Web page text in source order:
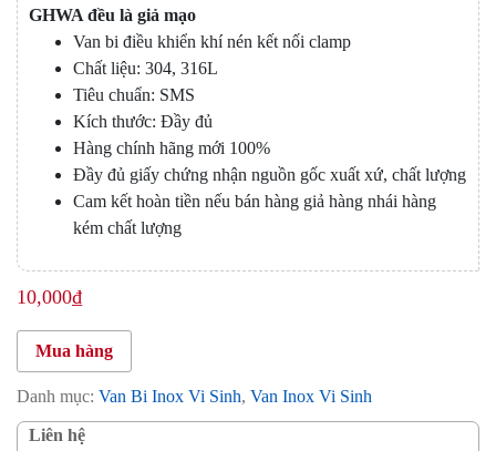
GHWA đều là giả mạo
Van bi điều khiển khí nén kết nối clamp
Chất liệu: 304, 316L
Tiêu chuẩn: SMS
Kích thước: Đầy đủ
Hàng chính hãng mới 100%
Đầy đủ giấy chứng nhận nguồn gốc xuất xứ, chất lượng
Cam kết hoàn tiền nếu bán hàng giả hàng nhái hàng
kém chất lượng
10,000₫
Mua hàng
Danh mục: Van Bi Inox Vi Sinh, Van Inox Vi Sinh
Liên hệ